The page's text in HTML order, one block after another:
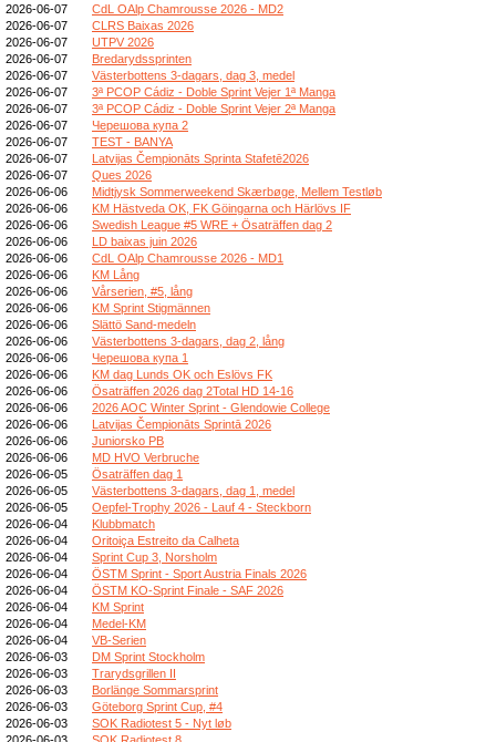
2026-06-07
CdL OAlp Chamrousse 2026 - MD2
2026-06-07
CLRS Baixas 2026
2026-06-07
UTPV 2026
2026-06-07
Bredarydssprinten
2026-06-07
Västerbottens 3-dagars, dag 3, medel
2026-06-07
3ª PCOP Cádiz - Doble Sprint Vejer 1ª Manga
2026-06-07
3ª PCOP Cádiz - Doble Sprint Vejer 2ª Manga
2026-06-07
Черешова купа 2
2026-06-07
TEST - BANYA
2026-06-07
Latvijas Čempionāts Sprinta Stafetē2026
2026-06-07
Ques 2026
2026-06-06
Midtjysk Sommerweekend Skærbøge, Mellem Testløb
2026-06-06
KM Hästveda OK, FK Göingarna och Härlövs IF
2026-06-06
Swedish League #5 WRE + Ösaträffen dag 2
2026-06-06
LD baixas juin 2026
2026-06-06
CdL OAlp Chamrousse 2026 - MD1
2026-06-06
KM Lång
2026-06-06
Vårserien, #5, lång
2026-06-06
KM Sprint Stigmännen
2026-06-06
Slättö Sand-medeln
2026-06-06
Västerbottens 3-dagars, dag 2, lång
2026-06-06
Черешова купа 1
2026-06-06
KM dag Lunds OK och Eslövs FK
2026-06-06
Ösaträffen 2026 dag 2Total HD 14-16
2026-06-06
2026 AOC Winter Sprint - Glendowie College
2026-06-06
Latvijas Čempionāts Sprintā 2026
2026-06-06
Juniorsko PB
2026-06-06
MD HVO Verbruche
2026-06-05
Ösaträffen dag 1
2026-06-05
Västerbottens 3-dagars, dag 1, medel
2026-06-05
Oepfel-Trophy 2026 - Lauf 4 - Steckborn
2026-06-04
Klubbmatch
2026-06-04
Oritoiça Estreito da Calheta
2026-06-04
Sprint Cup 3, Norsholm
2026-06-04
ÖSTM Sprint - Sport Austria Finals 2026
2026-06-04
ÖSTM KO-Sprint Finale - SAF 2026
2026-06-04
KM Sprint
2026-06-04
Medel-KM
2026-06-04
VB-Serien
2026-06-03
DM Sprint Stockholm
2026-06-03
Trarydsgrillen II
2026-06-03
Borlänge Sommarsprint
2026-06-03
Göteborg Sprint Cup, #4
2026-06-03
SOK Radiotest 5 - Nyt løb